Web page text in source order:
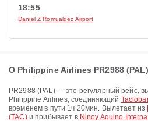
18:55
Daniel Z Romualdez Airport
О Philippine Airlines PR2988 (PAL)
PR2988 (PAL) — это регулярный рейс,
Philippine Airlines, соединяющий
временем в пути 1ч 20мин. Вылетает из
(TAC) и прибывает в Ninoy Aquino